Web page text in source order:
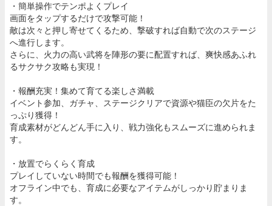
・簡単操作でテンポよくプレイ
画面をタップするだけで攻撃可能！
敵は次々と押し寄せてくるため、撃破すれば自動で次のステージ
へ進行します。
さらに、火力の高い武将を陣形の要に配置すれば、爽快感あふれ
るサクサク攻略も実現！
・報酬充実！集めて育てる楽しさ満載
イベント参加、ガチャ、ステージクリアで資源や猫臣の欠片をた
っぷり獲得！
育成素材がどんどん手に入り、戦力強化もスムーズに進められま
す。
・放置でらくらく育成
プレイしていない時間でも報酬を獲得可能！
オフライン中でも、育成に必要なアイテムがしっかり貯まりま
す。